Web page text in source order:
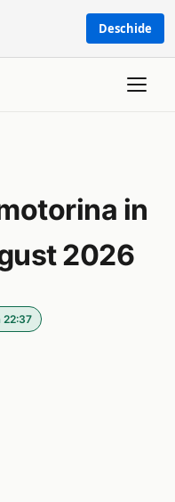
Deschide
in
2026
22:37